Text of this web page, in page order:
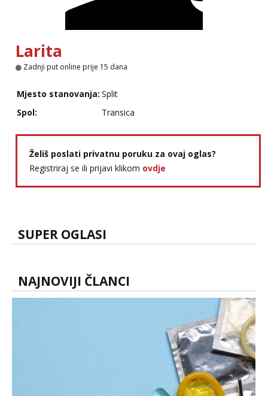
Larita
Zadnji put online prije 15 dana
Mjesto stanovanja: Split
Spol:
Transica
Želiš poslati privatnu poruku za ovaj oglas?
Registriraj se ili prijavi klikom ovdje
SUPER OGLASI
NAJNOVIJI ČLANCI